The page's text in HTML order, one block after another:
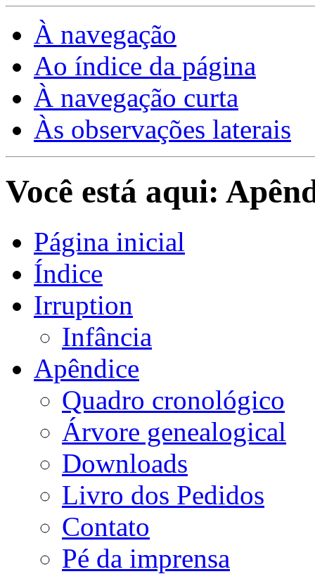
À navegação
Ao índice da página
À navegação curta
Às observações laterais
Você está aqui:
Página inicial
Índice
Irruption
Infância
Apêndice
Quadro cronológico
Árvore genealogical
Downloads
Livro dos Pedidos
Contato
Pé da imprensa